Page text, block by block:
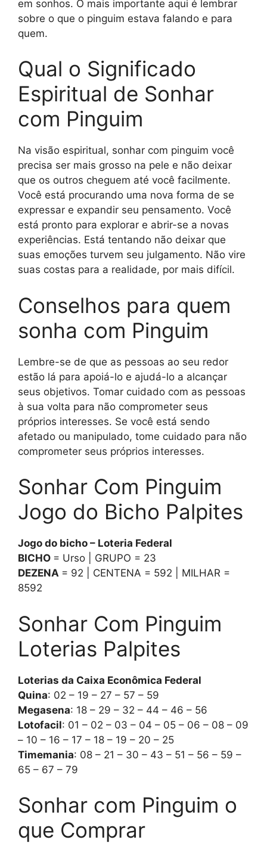
em sonhos. O mais importante aqui é lembrar
sobre o que o pinguim estava falando e para
quem.
Qual o Significado
Espiritual de Sonhar
com Pinguim
Na visão espiritual, sonhar com pinguim você
precisa ser mais grosso na pele e não deixar
que os outros cheguem até você facilmente.
Você está procurando uma nova forma de se
expressar e expandir seu pensamento. Você
está pronto para explorar e abrir-se a novas
experiências. Está tentando não deixar que
suas emoções turvem seu julgamento. Não vire
suas costas para a realidade, por mais difícil.
Conselhos para quem
sonha com Pinguim
Lembre-se de que as pessoas ao seu redor
estão lá para apoiá-lo e ajudá-lo a alcançar
seus objetivos. Tomar cuidado com as pessoas
à sua volta para não comprometer seus
próprios interesses. Se você está sendo
afetado ou manipulado, tome cuidado para não
comprometer seus próprios interesses.
Sonhar Com Pinguim
Jogo do Bicho Palpites
Jogo do bicho – Loteria Federal
BICHO = Urso | GRUPO = 23
DEZENA = 92 | CENTENA = 592 | MILHAR =
8592
Sonhar Com Pinguim
Loterias Palpites
Loterias da Caixa Econômica Federal
Quina: 02 – 19 – 27 – 57 – 59
Megasena: 18 – 29 – 32 – 44 – 46 – 56
Lotofacil: 01 – 02 – 03 – 04 – 05 – 06 – 08 – 09
– 10 – 16 – 17 – 18 – 19 – 20 – 25
Timemania: 08 – 21 – 30 – 43 – 51 – 56 – 59 –
65 – 67 – 79
Sonhar com Pinguim o
que Comprar